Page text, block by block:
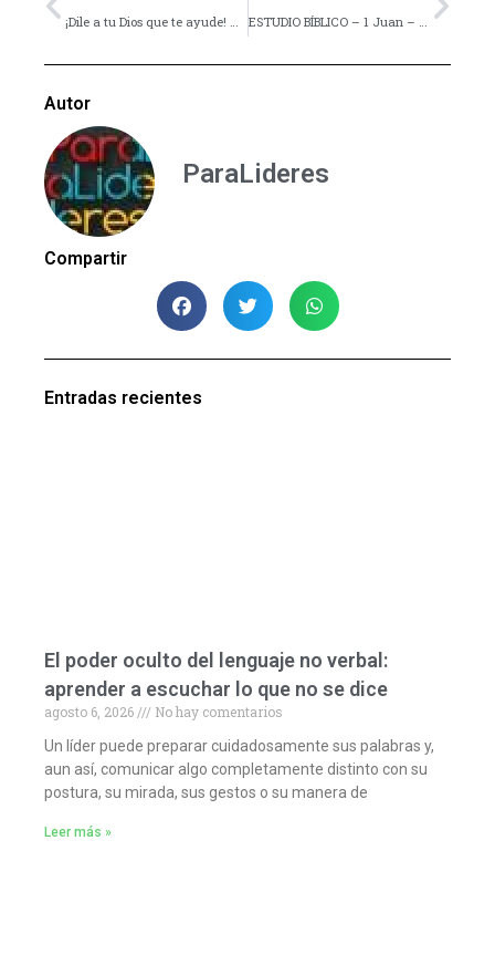
¡Dile a tu Dios que te ayude! – Video ESTUDIO BÍBLICO – 1 Juan – Lección 11
Autor
ParaLideres
Compartir
Entradas recientes
El poder oculto del lenguaje no verbal:
aprender a escuchar lo que no se dice
agosto 6, 2026
No hay comentarios
Un líder puede preparar cuidadosamente sus palabras y,
aun así, comunicar algo completamente distinto con su
postura, su mirada, sus gestos o su manera de
Leer más »